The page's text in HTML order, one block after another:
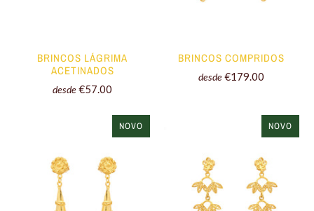
BRINCOS LÁGRIMA
ACETINADOS
desde €57.00
BRINCOS COMPRIDOS
desde €179.00
NOVO NOVO